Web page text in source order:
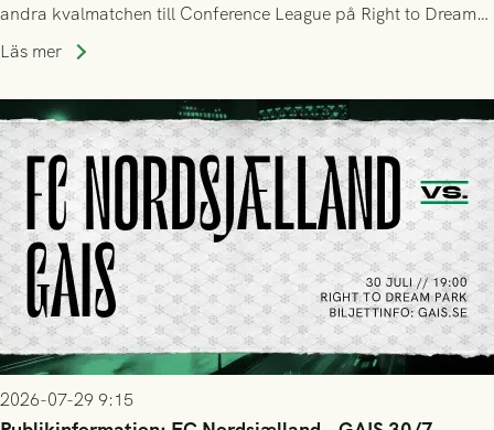
andra kvalmatchen till Conference League på Right to Dream
Park! Fredrik Holmberg och ledarstaben har tagit ut följande
Läs mer
2026-07-29 9:15